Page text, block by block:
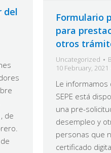
del
de
Formulario
para
otros
Uncategorized
10 February, 2021
Le informamos
SEPE está
una pre-
desempleo y
personas que
certificado